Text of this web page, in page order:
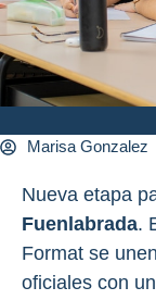
Marisa Gonzalez
Nueva etapa
Fuenlabrada.
Format se
oficiales con